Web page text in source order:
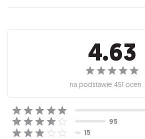
Recenzje
4.63
na podstawie451 ocen